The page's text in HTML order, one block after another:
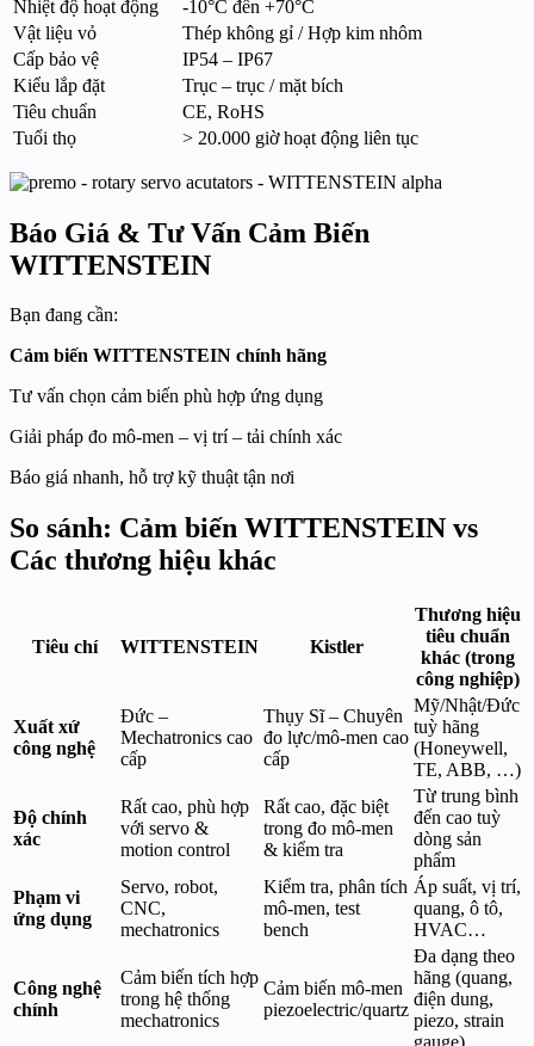
Nhiệt độ hoạt động
-10°C đến +70°C
Vật liệu vỏ
Thép không gỉ / Hợp kim nhôm
Cấp bảo vệ
IP54 – IP67
Kiểu lắp đặt
Trục – trục / mặt bích
Tiêu chuẩn
CE, RoHS
Tuổi thọ
> 20.000 giờ hoạt động liên tục
Báo Giá & Tư Vấn Cảm Biến
WITTENSTEIN
Bạn đang cần:
Cảm biến WITTENSTEIN chính hãng
Tư vấn chọn cảm biến phù hợp ứng dụng
Giải pháp đo mô-men – vị trí – tải chính xác
Báo giá nhanh, hỗ trợ kỹ thuật tận nơi
So sánh: Cảm biến WITTENSTEIN vs
Các thương hiệu khác
Tiêu chí WITTENSTEIN Kistler
Thương hiệu
tiêu chuẩn
khác (trong
công nghiệp)
Xuất xứ
công nghệ
Đức –
Mechatronics cao
cấp
Thụy Sĩ – Chuyên
đo lực/mô-men cao
cấp
Mỹ/Nhật/Đức
tuỳ hãng
(Honeywell,
TE, ABB, …)
Độ chính
xác
Rất cao, phù hợp
với servo &
motion control
Rất cao, đặc biệt
trong đo mô-men
& kiểm tra
Từ trung bình
đến cao tuỳ
dòng sản
phẩm
Phạm vi
ứng dụng
Servo, robot,
CNC,
mechatronics
Kiểm tra, phân tích
mô-men, test
bench
Áp suất, vị trí,
quang, ô tô,
HVAC…
Công nghệ
chính
Cảm biến tích hợp
trong hệ thống
mechatronics
Cảm biến mô-men
piezoelectric/quartz
Đa dạng theo
hãng (quang,
điện dung,
piezo, strain